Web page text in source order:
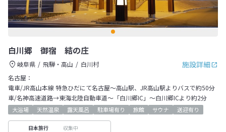
白川郷 御宿 結の庄
施設詳細
岐阜県 飛騨・高山
白川村
名古屋：
電車/JR高山本線 特急ひだにて名古屋～高山駅、JR高山駅よりバスで約50分
車/名神高速道路→東海北陸自動車道～「白川郷IC」～白川郷ICより約2分
大浴場 天然温泉 露天風呂 駐車場有り 旅館 サウナ 送迎有り
日本旅行 収集中